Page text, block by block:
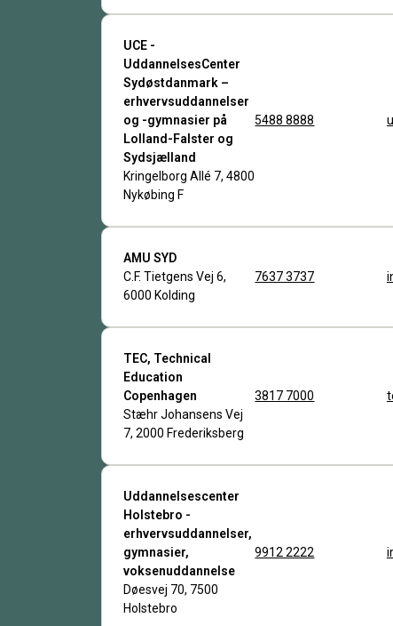
UCE -
UddannelsesCenter
Sydøstdanmark –
erhvervsuddannelser
og -gymnasier på
Lolland-Falster og
Sydsjælland
Kringelborg Allé 7, 4800
Nykøbing F
5488 8888
AMU SYD
C.F. Tietgens Vej 6,
6000 Kolding
7637 3737
TEC, Technical
Education
Copenhagen
Stæhr Johansens Vej
7, 2000 Frederiksberg
3817 7000
Uddannelsescenter
Holstebro -
erhvervsuddannelser,
gymnasier,
voksenuddannelse
Døesvej 70, 7500
Holstebro
9912 2222